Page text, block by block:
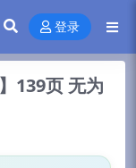
登录
139页 无为